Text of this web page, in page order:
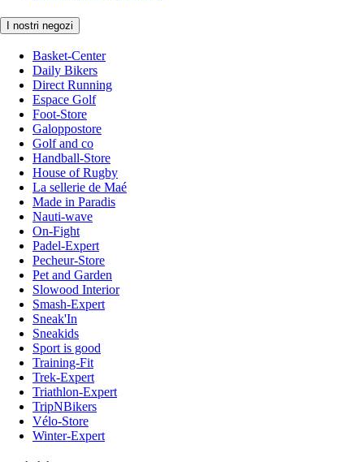
I nostri negozi
Basket-Center
Daily Bikers
Direct Running
Espace Golf
Foot-Store
Galoppostore
Golf and co
Handball-Store
House of Rugby
La sellerie de Maé
Made in Paradis
Nauti-wave
On-Fight
Padel-Expert
Pecheur-Store
Pet and Garden
Slowood Interior
Smash-Expert
Sneak'In
Sneakids
Sport is good
Training-Fit
Trek-Expert
Triathlon-Expert
TripNBikers
Vélo-Store
Winter-Expert